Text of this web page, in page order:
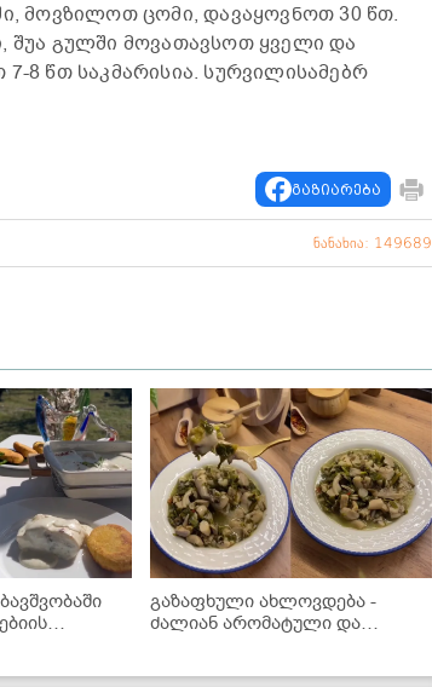
მოვზილოთ ცომი, დავაყოვნოთ 30 წთ.
გულში მოვათავსოთ ყველი და
8 წთ საკმარისია. სურვილისამებრ
გაზიარება
ნანახია: 149689
გაზაფხული ახლოვდება -
ძალიან არომატული და